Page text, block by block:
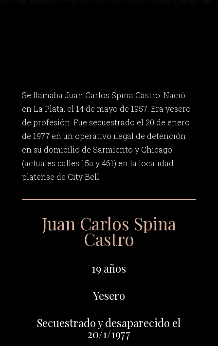
Se llamaba Juan Carlos Spina Castro. Nació
en La Plata, el 14 de mayo de 1957. Era yesero
de profesión. Fue secuestrado el 20 de enero
de 1977 en un operativo ilegal de detención
en su domicilio de Sarmiento y Chicago
(actuales calles 15a y 461) en la localidad
platense de City Bell.
Juan Carlos Spina
Castro
19 años
Yesero
Secuestrado y desaparecido el
20/1/1977